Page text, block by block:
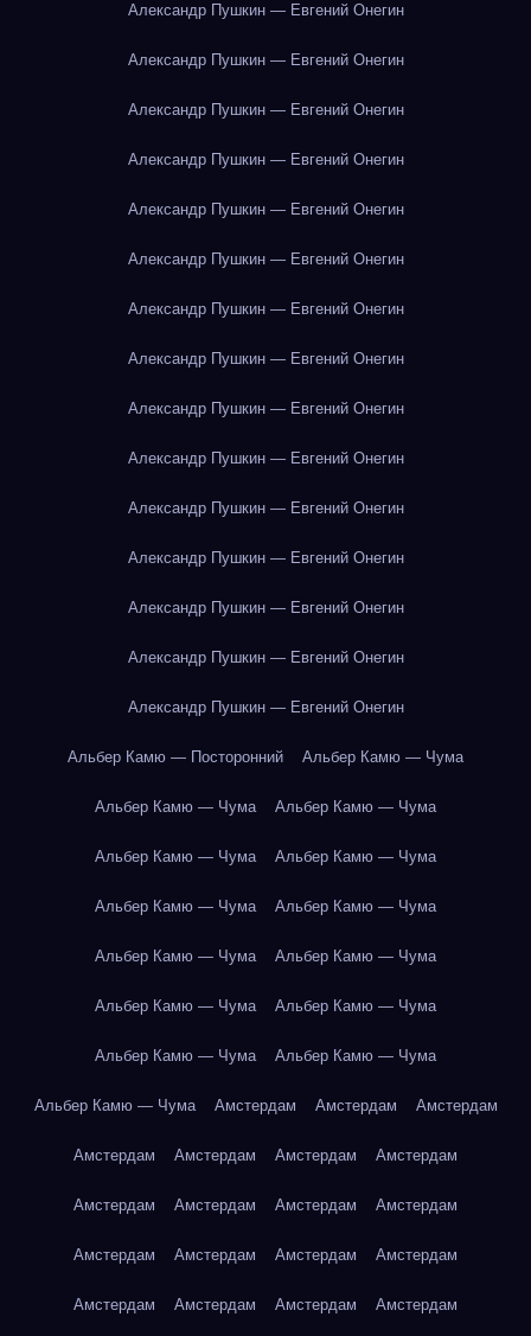
Александр Пушкин — Евгений Онегин
Александр Пушкин — Евгений Онегин
Александр Пушкин — Евгений Онегин
Александр Пушкин — Евгений Онегин
Александр Пушкин — Евгений Онегин
Александр Пушкин — Евгений Онегин
Александр Пушкин — Евгений Онегин
Александр Пушкин — Евгений Онегин
Александр Пушкин — Евгений Онегин
Александр Пушкин — Евгений Онегин
Александр Пушкин — Евгений Онегин
Александр Пушкин — Евгений Онегин
Александр Пушкин — Евгений Онегин
Александр Пушкин — Евгений Онегин
Александр Пушкин — Евгений Онегин
Альбер Камю — Посторонний Альбер Камю — Чума
Альбер Камю — Чума Альбер Камю — Чума
Альбер Камю — Чума Альбер Камю — Чума
Альбер Камю — Чума Альбер Камю — Чума
Альбер Камю — Чума Альбер Камю — Чума
Альбер Камю — Чума Альбер Камю — Чума
Альбер Камю — Чума Альбер Камю — Чума
Альбер Камю — Чума Амстердам Амстердам Амстердам
Амстердам Амстердам Амстердам Амстердам
Амстердам Амстердам Амстердам Амстердам
Амстердам Амстердам Амстердам Амстердам
Амстердам Амстердам Амстердам Амстердам